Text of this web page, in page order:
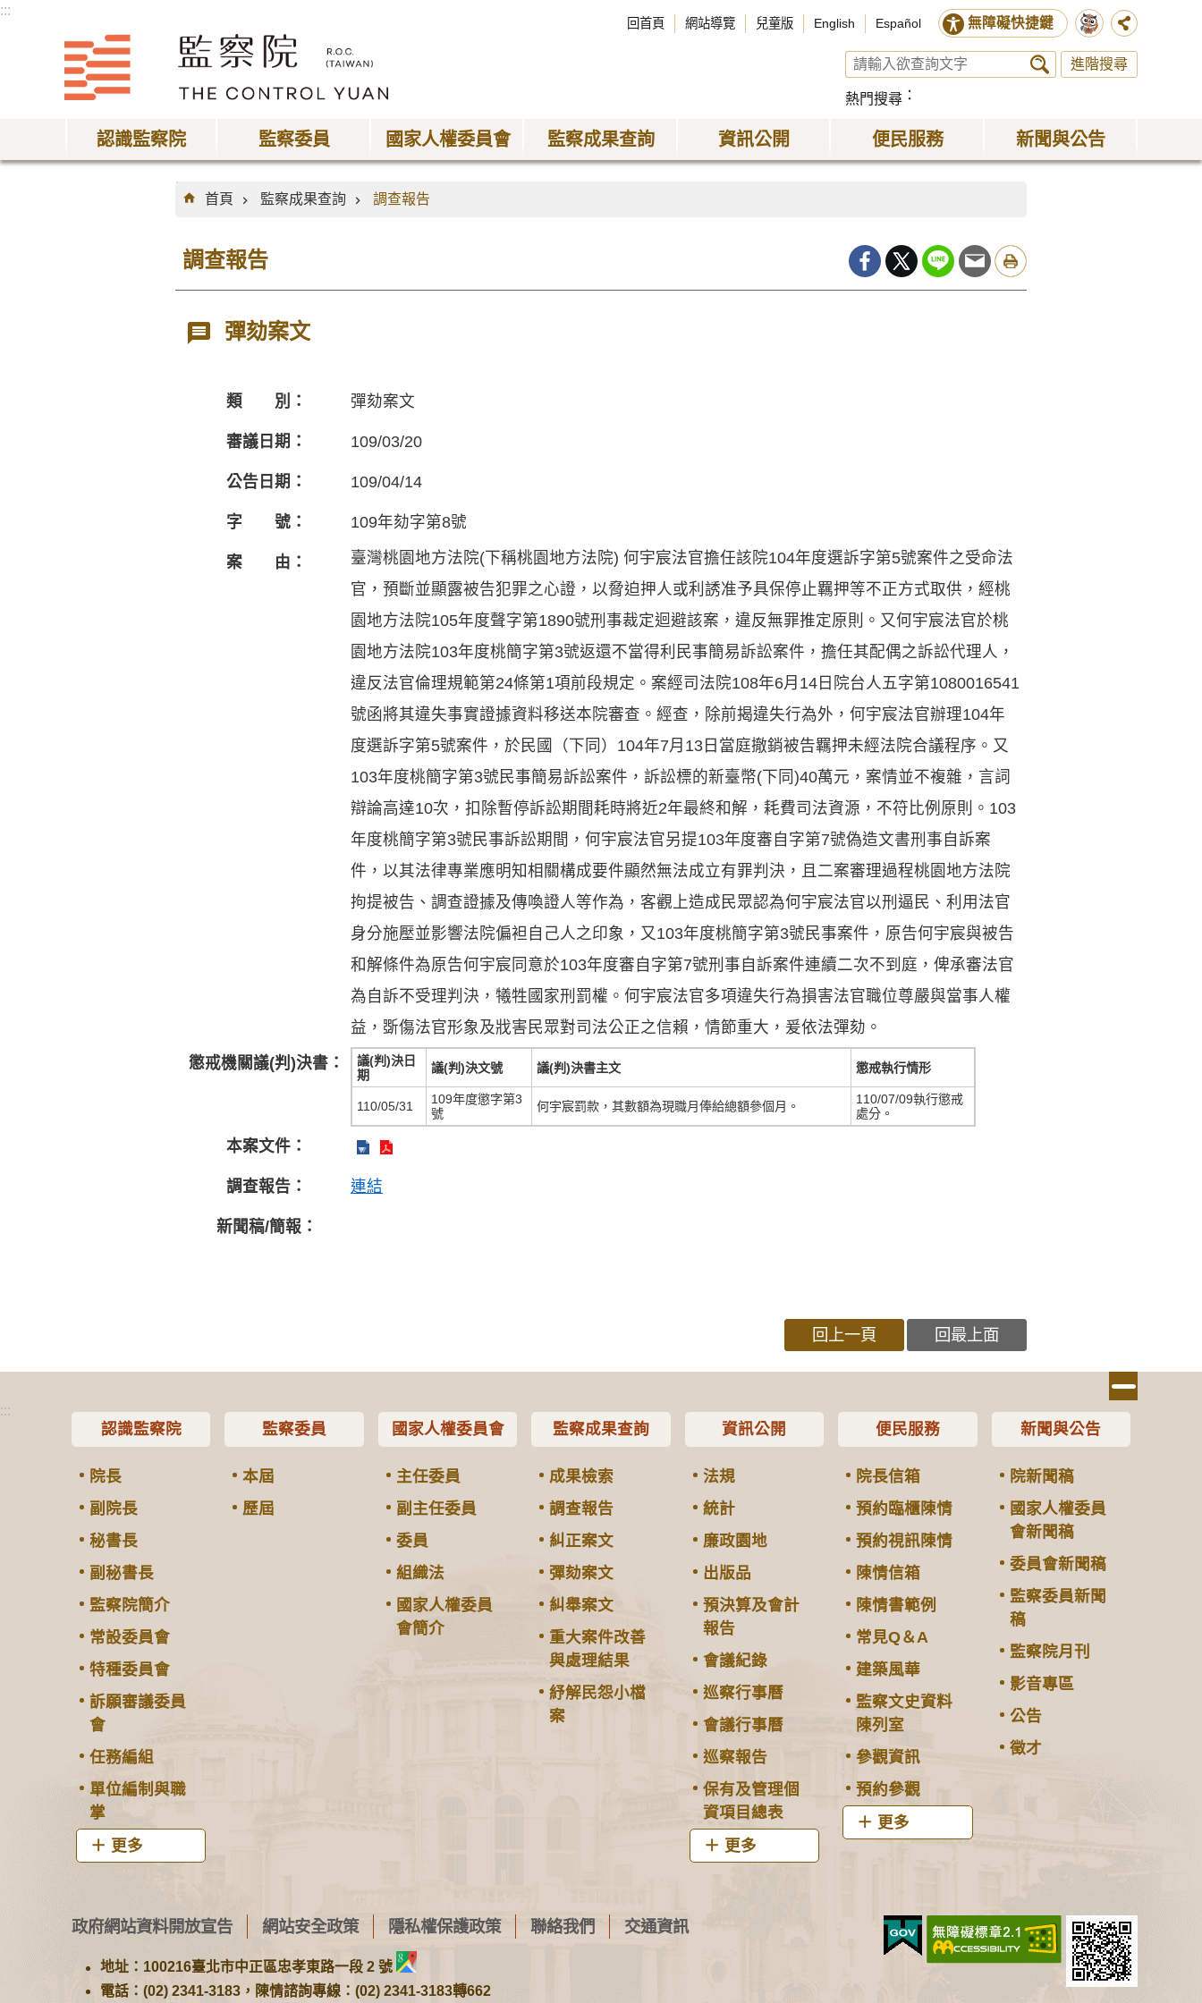
:::
回首頁 網站導覽 兒童版 English Español 無障礙快捷鍵
進階搜尋
熱門搜尋
認識監察院 監察委員 國家人權委員會 監察成果查詢 資訊公開 便民服務 新聞與公告
:::
首頁
監察成果查詢 調查報告
調查報告
彈劾案文
類 別： 彈劾案文
審議日期： 109/03/20
公告日期： 109/04/14
字 號： 109年劾字第8號
案 由：
臺灣桃園地方法院(下稱桃園地方法院) 何宇宸法官擔任該院104年度選訴字第5號案件之受命法
官，預斷並顯露被告犯罪之心證，以脅迫押人或利誘准予具保停止羈押等不正方式取供，經桃
園地方法院105年度聲字第1890號刑事裁定迴避該案，違反無罪推定原則。又何宇宸法官於桃
園地方法院103年度桃簡字第3號返還不當得利民事簡易訴訟案件，擔任其配偶之訴訟代理人，
違反法官倫理規範第24條第1項前段規定。案經司法院108年6月14日院台人五字第1080016541
號函將其違失事實證據資料移送本院審查。經查，除前揭違失行為外，何宇宸法官辦理104年
度選訴字第5號案件，於民國（下同）104年7月13日當庭撤銷被告羈押未經法院合議程序。又
103年度桃簡字第3號民事簡易訴訟案件，訴訟標的新臺幣(下同)40萬元，案情並不複雜，言詞
辯論高達10次，扣除暫停訴訟期間耗時將近2年最終和解，耗費司法資源，不符比例原則。103
年度桃簡字第3號民事訴訟期間，何宇宸法官另提103年度審自字第7號偽造文書刑事自訴案
件，以其法律專業應明知相關構成要件顯然無法成立有罪判決，且二案審理過程桃園地方法院
拘提被告、調查證據及傳喚證人等作為，客觀上造成民眾認為何宇宸法官以刑逼民、利用法官
身分施壓並影響法院偏袒自己人之印象，又103年度桃簡字第3號民事案件，原告何宇宸與被告
和解條件為原告何宇宸同意於103年度審自字第7號刑事自訴案件連續二次不到庭，俾承審法官
為自訴不受理判決，犧牲國家刑罰權。何宇宸法官多項違失行為損害法官職位尊嚴與當事人權
益，斲傷法官形象及戕害民眾對司法公正之信賴，情節重大，爰依法彈劾。
懲戒機關議(判)決書：
議(判)決日
期
議(判)決文號 議(判)決書主文 懲戒執行情形
110/05/31
109年度懲字第3
號
何宇宸罰款，其數額為現職月俸給總額參個月。
110/07/09執行懲戒
處分。
本案文件：
調查報告： 連結
新聞稿/簡報：
回上一頁 回最上面
:::
認識監察院
院長
副院長
秘書長
副秘書長
監察院簡介
常設委員會
特種委員會
訴願審議委員
會
任務編組
單位編制與職
掌
更多
監察委員
本屆
歷屆
國家人權委員會
主任委員
副主任委員
委員
組織法
國家人權委員
會簡介
監察成果查詢
成果檢索
調查報告
糾正案文
彈劾案文
糾舉案文
重大案件改善
與處理結果
紓解民怨小檔
案
資訊公開
法規
統計
廉政園地
出版品
預決算及會計
報告
會議紀錄
巡察行事曆
會議行事曆
巡察報告
保有及管理個
資項目總表
更多
便民服務
院長信箱
預約臨櫃陳情
預約視訊陳情
陳情信箱
陳情書範例
常見Q＆A
建築風華
監察文史資料
陳列室
參觀資訊
預約參觀
更多
新聞與公告
院新聞稿
國家人權委員
會新聞稿
委員會新聞稿
監察委員新聞
稿
監察院月刊
影音專區
公告
徵才
政府網站資料開放宣告 網站安全政策 隱私權保護政策 聯絡我們 交通資訊
地址：100216臺北市中正區忠孝東路一段 2 號
電話：(02) 2341-3183，陳情諮詢專線：(02) 2341-3183轉662